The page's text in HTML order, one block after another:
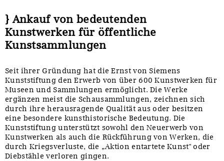
} Ankauf von bedeutenden
Kunstwerken für öffentliche
Kunstsammlungen
Seit ihrer Gründung hat die Ernst von Siemens
Kunststiftung den Erwerb von über 600 Kunstwerken für
Museen und Sammlungen ermöglicht. Die Werke
ergänzen meist die Schausammlungen, zeichnen sich
durch ihre herausragende Qualität aus oder besitzen
eine besondere kunsthistorische Bedeutung. Die
Kunststiftung unterstützt sowohl den Neuerwerb von
Kunstwerken als auch die Rückführung von Werken, die
durch Kriegsverluste, die „Aktion entartete Kunst" oder
Diebstähle verloren gingen.
Presse und Neuigkeiten
Werkverzeichnisse
Zwischenfinanzierung